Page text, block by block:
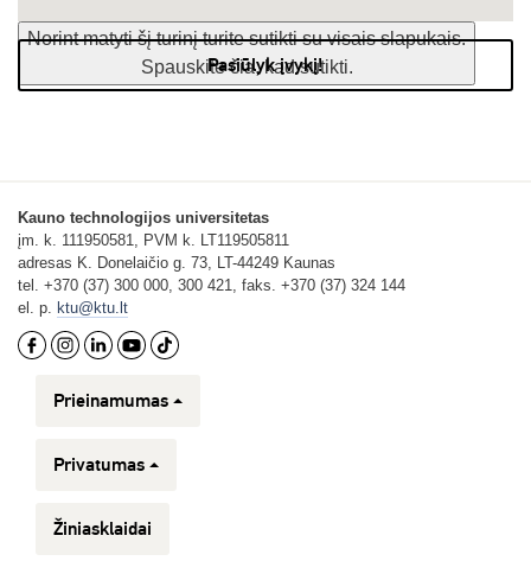
Norint matyti šį turinį turite sutikti su visais slapukais.
Spauskite čia, kad sutikti.
Pasiūlyk įvykį!
Kauno technologijos universitetas
įm. k. 111950581, PVM k. LT119505811
adresas K. Donelaičio g. 73, LT-44249 Kaunas
tel. +370 (37) 300 000, 300 421, faks. +370 (37) 324 144
el. p. ktu@ktu.lt
Prieinamumas
Privatumas
Žiniasklaidai